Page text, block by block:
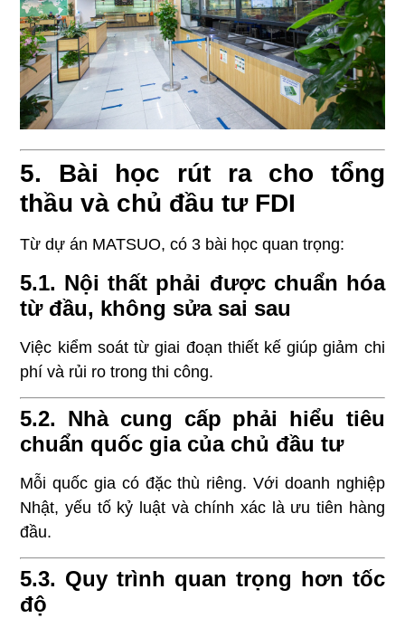
5. Bài học rút ra cho tổng
thầu và chủ đầu tư FDI
Từ dự án MATSUO, có 3 bài học quan trọng:
5.1. Nội thất phải được chuẩn hóa
từ đầu, không sửa sai sau
Việc kiểm soát từ giai đoạn thiết kế giúp giảm chi
phí và rủi ro trong thi công.
5.2. Nhà cung cấp phải hiểu tiêu
chuẩn quốc gia của chủ đầu tư
Mỗi quốc gia có đặc thù riêng. Với doanh nghiệp
Nhật, yếu tố kỷ luật và chính xác là ưu tiên hàng
đầu.
5.3. Quy trình quan trọng hơn tốc
độ